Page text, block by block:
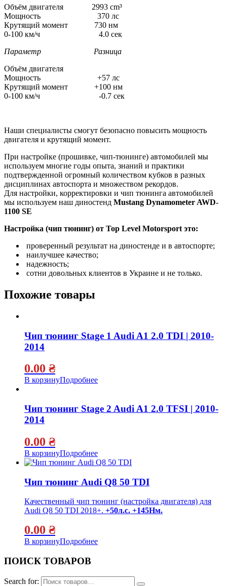
Объём двигателя 2993 cm³
Мощность 370 лс
Крутящий момент 730 нм
0-100 км/ч 4.0 сек
Параметр Разница
Объём двигателя
Мощность +57 лс
Крутящий момент +100 нм
0-100 км/ч -0.7 сек
Наши специалисты смогут безопасно повысить мощность
двигателя и крутящий момент.
При настройке (прошивке, чип-тюнинге) автомобилей мы
используем многие годы опыта, знаний и практики
подтвержденной огромный количеством кубков в разных
дисциплинах автоспорта и множеством рекордов.
Для настройки, корректировки и чип тюнинга автомобилей
мы используем наш диностенд Mustang Dynamometer AWD-
1100 SE
Настройка (чип тюнинг) от Top Level Motorsport это:
проверенный результат на диностенде и в автоспорте;
наилучшее качество;
надежность;
сотни довольных клиентов в Украине и не только.
Похожие товары
Чип тюнинг Stage 1 Audi A1 2.0 TDI | 2010-
2014
0.00 ₴
В корзинуПодробнее
Чип тюнинг Stage 2 Audi A1 2.0 TFSI | 2010-
2014
0.00 ₴
В корзинуПодробнее
Чип тюнинг Audi Q8 50 TDI
Качественный чип тюнинг (настройка двигателя) для
Audi Q8 50 TDI 2018+. +50л.с. +145Нм.
0.00 ₴
В корзинуПодробнее
ПОИСК ТОВАРОВ
Search for: